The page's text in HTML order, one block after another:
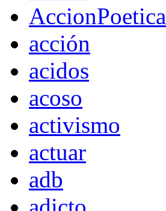
AccionPoetica
acción
acidos
acoso
activismo
actuar
adb